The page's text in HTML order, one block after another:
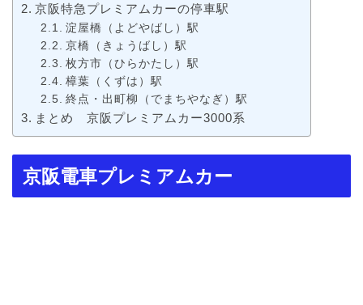
京阪特急プレミアムカーの停車駅
淀屋橋（よどやばし）駅
京橋（きょうばし）駅
枚方市（ひらかたし）駅
樟葉（くずは）駅
終点・出町柳（でまちやなぎ）駅
まとめ 京阪プレミアムカー3000系
京阪電車プレミアムカー